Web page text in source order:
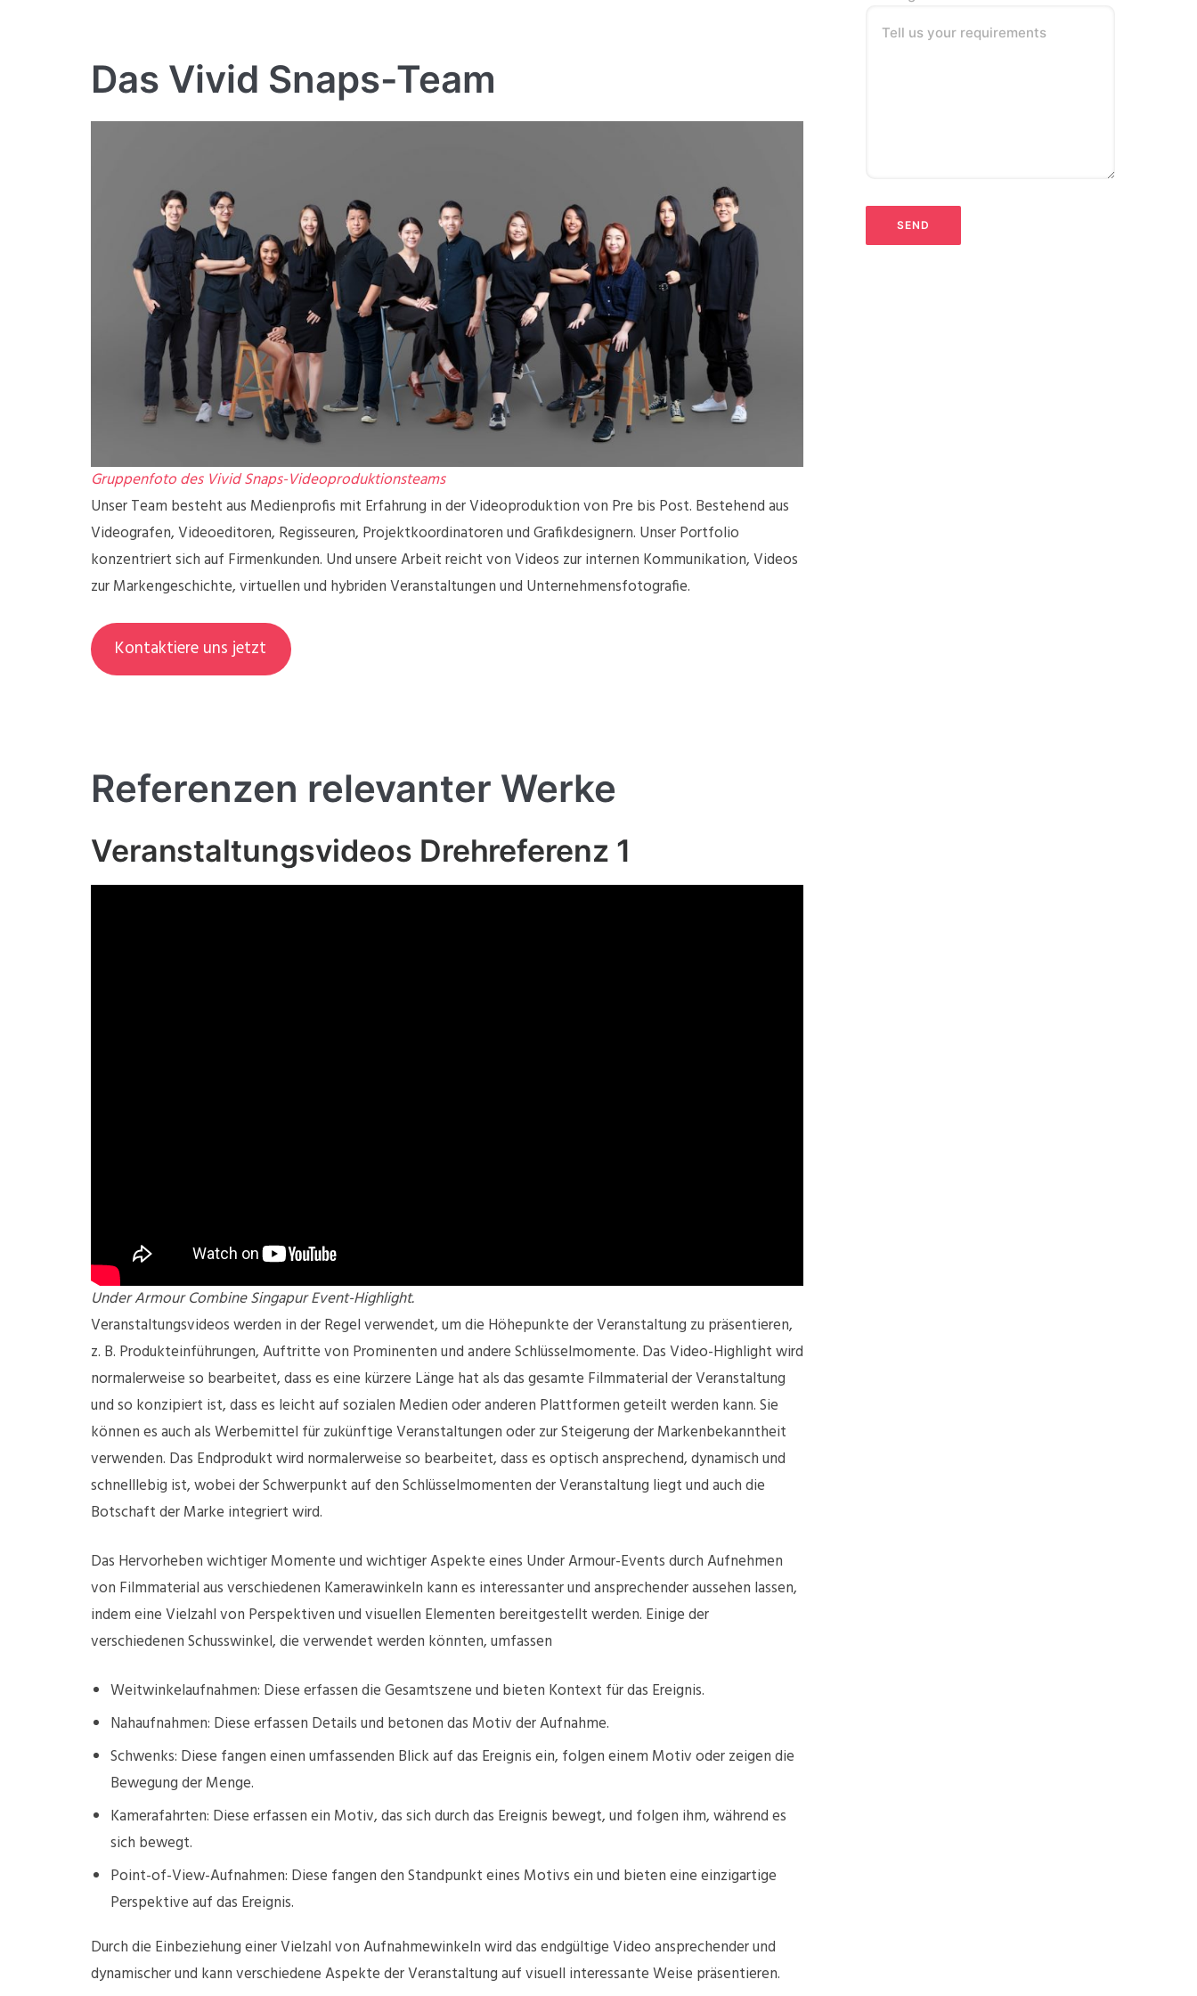
Das Vivid Snaps-Team
Gruppenfoto des Vivid Snaps-Videoproduktionsteams
Unser Team besteht aus Medienprofis mit Erfahrung in der Videoproduktion von Pre bis Post. Bestehend aus
Videografen, Videoeditoren, Regisseuren, Projektkoordinatoren und Grafikdesignern. Unser Portfolio
konzentriert sich auf Firmenkunden. Und unsere Arbeit reicht von Videos zur internen Kommunikation, Videos
zur Markengeschichte, virtuellen und hybriden Veranstaltungen und Unternehmensfotografie.
Kontaktiere uns jetzt
Referenzen relevanter Werke
Veranstaltungsvideos Drehreferenz 1
Under Armour Combine Singapur Event-Highlight.
Veranstaltungsvideos werden in der Regel verwendet, um die Höhepunkte der Veranstaltung zu präsentieren,
z. B. Produkteinführungen, Auftritte von Prominenten und andere Schlüsselmomente. Das Video-Highlight wird
normalerweise so bearbeitet, dass es eine kürzere Länge hat als das gesamte Filmmaterial der Veranstaltung
und so konzipiert ist, dass es leicht auf sozialen Medien oder anderen Plattformen geteilt werden kann. Sie
können es auch als Werbemittel für zukünftige Veranstaltungen oder zur Steigerung der Markenbekanntheit
verwenden. Das Endprodukt wird normalerweise so bearbeitet, dass es optisch ansprechend, dynamisch und
schnelllebig ist, wobei der Schwerpunkt auf den Schlüsselmomenten der Veranstaltung liegt und auch die
Botschaft der Marke integriert wird.
Das Hervorheben wichtiger Momente und wichtiger Aspekte eines Under Armour-Events durch Aufnehmen
von Filmmaterial aus verschiedenen Kamerawinkeln kann es interessanter und ansprechender aussehen lassen,
indem eine Vielzahl von Perspektiven und visuellen Elementen bereitgestellt werden. Einige der
verschiedenen Schusswinkel, die verwendet werden könnten, umfassen
Weitwinkelaufnahmen: Diese erfassen die Gesamtszene und bieten Kontext für das Ereignis.
Nahaufnahmen: Diese erfassen Details und betonen das Motiv der Aufnahme.
Schwenks: Diese fangen einen umfassenden Blick auf das Ereignis ein, folgen einem Motiv oder zeigen die
Bewegung der Menge.
Kamerafahrten: Diese erfassen ein Motiv, das sich durch das Ereignis bewegt, und folgen ihm, während es
sich bewegt.
Point-of-View-Aufnahmen: Diese fangen den Standpunkt eines Motivs ein und bieten eine einzigartige
Perspektive auf das Ereignis.
Durch die Einbeziehung einer Vielzahl von Aufnahmewinkeln wird das endgültige Video ansprechender und
dynamischer und kann verschiedene Aspekte der Veranstaltung auf visuell interessante Weise präsentieren.
Tell us your requirements